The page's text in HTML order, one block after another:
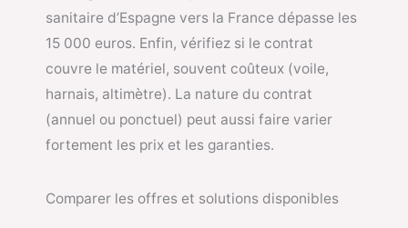
sanitaire d’Espagne vers la France dépasse les
15 000 euros. Enfin, vérifiez si le contrat
couvre le matériel, souvent coûteux (voile,
harnais, altimètre). La nature du contrat
(annuel ou ponctuel) peut aussi faire varier
fortement les prix et les garanties.
Comparer les offres et solutions disponibles